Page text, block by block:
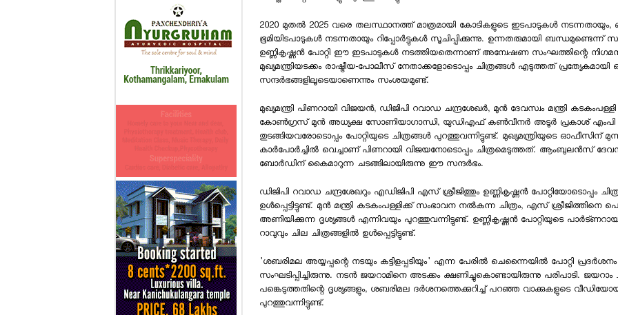
2020 മുതല്‍ 2025 വരെ തലസ്ഥാനത്ത് മാത്രമായി കോടികളുടെ ഇടപാടുകള്‍ നടന്നതായും,
ഭൂമിയിടപാടുകള്‍ നടന്നതായും റിപ്പോര്‍ട്ടുകള്‍ സൂചിപ്പിക്കുന്നു. ഉന്നതരുമായി ബന്ധമുണ്ടെന്ന്
ഉണ്ണികൃഷ്ണന്‍ പോറ്റി ഈ ഇടപാടുകള്‍ നടത്തിയതെന്നാണ് അന്വേഷണ സംഘത്തിന്റെ
മുഖ്യമന്ത്രിയടക്കം രാഷ്ട്രീയ-പോലീസ് നേതാക്കളോടൊപ്പം ചിത്രങ്ങള്‍ എടുത്തത് പ്രത്യേകമായി
സന്ദര്‍ഭങ്ങളിലൂടെയാണെന്നും സംശയമുണ്ട്.
മുഖ്യമന്ത്രി പിണറായി വിജയന്‍, ഡിജിപി റവാഡ ചന്ദ്രശേഖര്‍, മുന്‍ ദേവസ്വം മന്ത്രി
കോണ്‍ഗ്രസ് മുന്‍ അധ്യക്ഷ സോണിയാഗാന്ധി, യുഡിഎഫ് കണ്‍വീനര്‍ അടൂര്‍ പ്രകാശ് എംപി
തുടങ്ങിയവരോടൊപ്പം പോറ്റിയുടെ ചിത്രങ്ങള്‍ പുറത്തുവന്നിട്ടുണ്ട്. മുഖ്യമന്ത്രിയുടെ ഓഫീസിന്
കാര്‍പോര്‍ച്ചില്‍ വെച്ചാണ് പിണറായി വിജയനോടൊപ്പം ചിത്രമെടുത്തത്. ആംബുലന്‍സ്
ബോര്‍ഡിന് കൈമാറുന്ന ചടങ്ങിലായിരുന്നു ഈ സന്ദര്‍ഭം.
ഡിജിപി റവാഡ ചന്ദ്രശേഖറും എഡിജിപി എസ് ശ്രീജിത്തും ഉണ്ണികൃഷ്ണന്‍ പോറ്റിയോടൊപ്പം
ഉള്‍പ്പെട്ടിട്ടുണ്ട്. മുന്‍ മന്ത്രി കടകംപള്ളിക്ക് സംഭാവന നല്‍കുന്ന ചിത്രം, എസ് ശ്രീജിത്തിനെ
അണിയിക്കുന്ന ദൃശ്യങ്ങള്‍ എന്നിവയും പുറത്തുവന്നിട്ടുണ്ട്. ഉണ്ണികൃഷ്ണന്‍ പോറ്റിയുടെ
റാവുവും ചില ചിത്രങ്ങളില്‍ ഉള്‍പ്പെട്ടിട്ടുണ്ട്.
'ശബരിമല അയ്യപ്പന്റെ നടയും കട്ടിളപ്പടിയും' എന്ന പേരില്‍ ചെന്നൈയില്‍ പോറ്റി പ്രദര്‍ശനം
സംഘടിപ്പിച്ചിരുന്നു. നടന്‍ ജയറാമിനെ അടക്കം ക്ഷണിച്ചുകൊണ്ടായിരുന്നു പരിപാടി. ജയറാം
പങ്കെടുത്തതിന്റെ ദൃശ്യങ്ങളും, ശബരിമല ദര്‍ശനത്തെക്കുറിച്ച് പറഞ്ഞ വാക്കുകളുടെ
പുറത്തുവന്നിട്ടുണ്ട്.